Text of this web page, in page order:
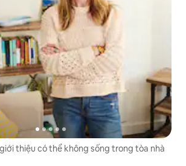
thiệu có thể không sống trong tòa nhà